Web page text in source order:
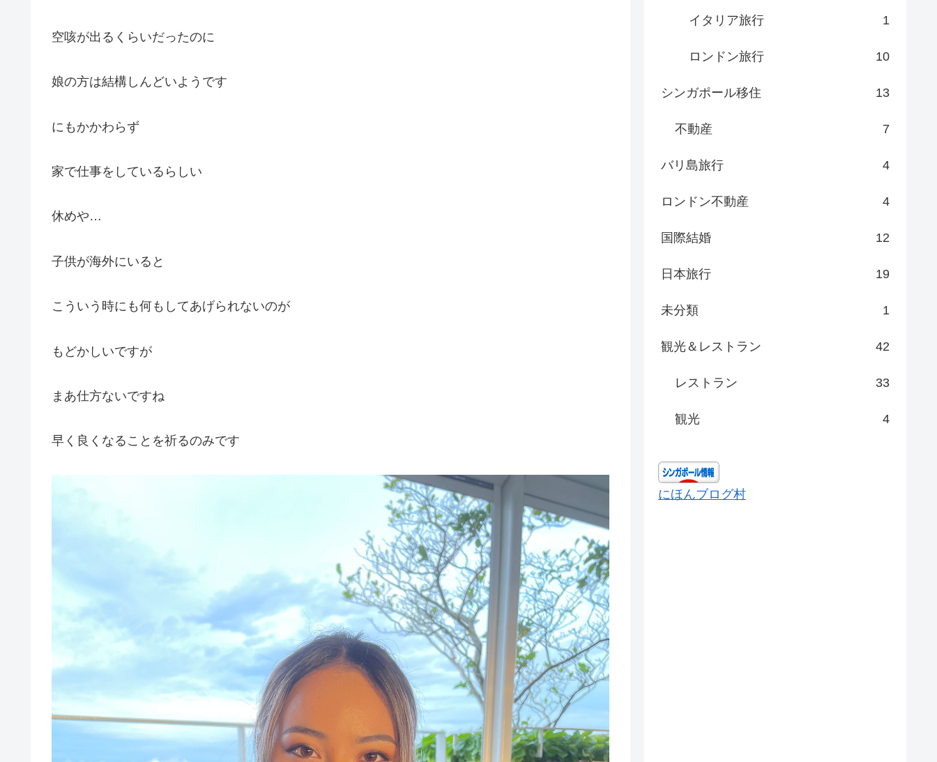
空咳が出るくらいだったのに
娘の方は結構しんどいようです
にもかかわらず
家で仕事をしているらしい
休めや…
子供が海外にいると
こういう時にも何もしてあげられないのが
もどかしいですが
まあ仕方ないですね
早く良くなることを祈るのみです
イタリア旅行 1
ロンドン旅行 10
シンガポール移住 13
不動産 7
バリ島旅行 4
ロンドン不動産 4
国際結婚 12
日本旅行 19
未分類 1
観光＆レストラン 42
レストラン 33
観光 4
にほんブログ村